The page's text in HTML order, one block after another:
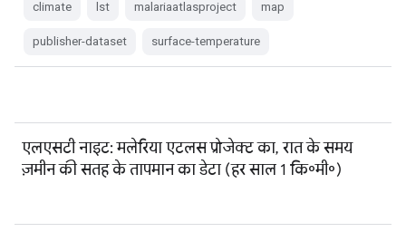
climate lst malariaatlasproject map
publisher-dataset surface-temperature
एलएसटी नाइट: मलेरिया एटलस प्रोजेक्ट का, रात के समय
ज़मीन की सतह के तापमान का डेटा (हर साल 1 कि॰मी॰)